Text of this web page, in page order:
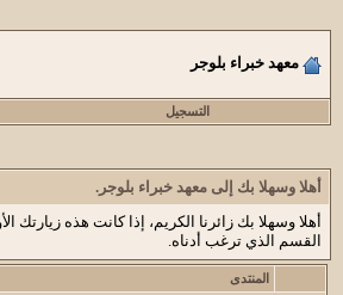
معهد خبراء بلوجر
التسجيل
أهلا وسهلا بك إلى معهد خبراء بلوجر.
أهلا وسهلا بك زائرنا الكريم، إذا كانت هذه زيارتك
القسم الذي ترغب أدناه.
المنتدى